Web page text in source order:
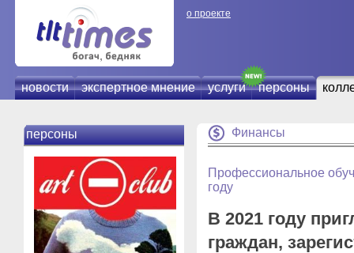
о проекте
новости экспертное мнение услуги персоны
персоны Финансы
Профессиональное
году
В 2021 году
граждан,